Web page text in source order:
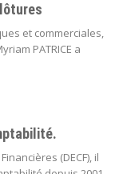
et commerciales,
PATRICE a
(DECF), il